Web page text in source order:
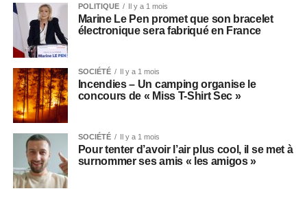
POLITIQUE Il y a 1 mois
Marine Le Pen promet que son bracelet
électronique sera fabriqué en France
SOCIÉTÉ Il y a 1 mois
Incendies – Un camping organise le
concours de « Miss T-Shirt Sec »
SOCIÉTÉ Il y a 1 mois
Pour tenter d’avoir l’air plus cool, il se met à
surnommer ses amis « les amigos »